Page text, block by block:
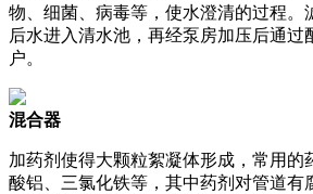
物、细菌、病毒等，使水澄清的过程。
后水进入清水池，再经泵房加压后通过
户。
混合器
加药剂使得大颗粒絮凝体形成，常用的
酸铝、三氯化铁等，其中药剂对管道有